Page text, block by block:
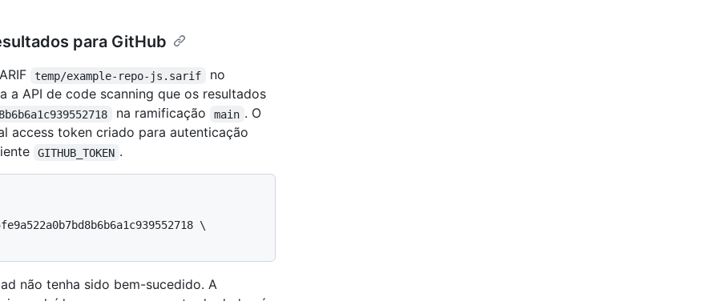
para GitHub
temp/example-repo-js.sarif
no
a API de code scanning que os resultados
na ramificação main . O
access token criado para autenticação
GITHUB_TOKEN .
não tenha sido bem-sucedido. A